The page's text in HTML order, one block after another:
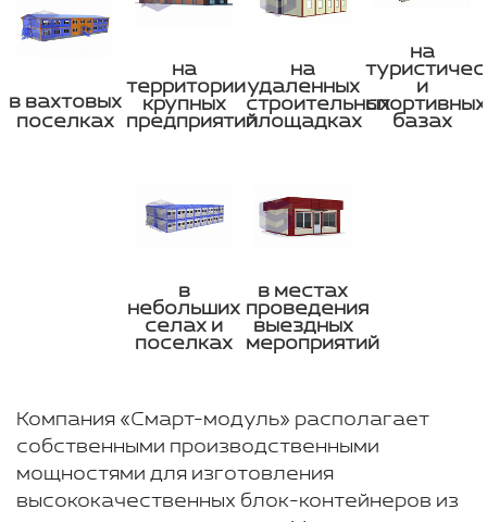
в вахтовых
поселках
на
территории
крупных
предприятий
на
удаленных
строительных
площадках
на
и
спортивных
базах
в
небольших
селах и
поселках
в местах
проведения
выездных
мероприятий
Компания «Смарт-модуль» располагает
собственными производственными
мощностями для изготовления
высококачественных блок-контейнеров из